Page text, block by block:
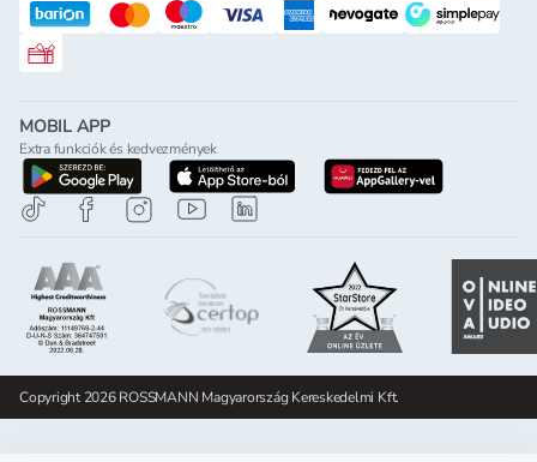
Rossmann ajándékkártya
MOBIL APP
Extra funkciók és kedvezmények
letöltés a google-play-rölletöltés az app-store-ból
letöltés
Copyright 2026 ROSSMANN Magyarország Kereskedelmi Kft.